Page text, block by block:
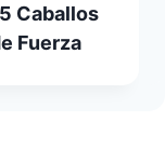
Caballos
Fuerza